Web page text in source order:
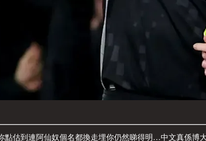
點估到連阿仙奴個名都換走埋你仍然睇得明…中文真係博大